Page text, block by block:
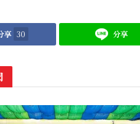
享 30 分享